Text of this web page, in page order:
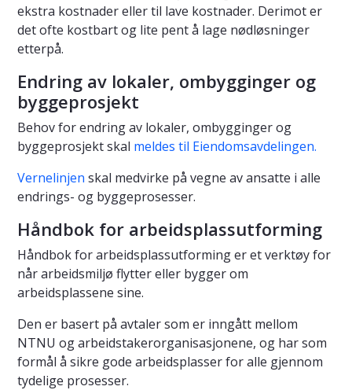
ekstra kostnader eller til lave kostnader. Derimot er
det ofte kostbart og lite pent å lage nødløsninger
etterpå.
Endring av lokaler, ombygginger og
byggeprosjekt
Behov for endring av lokaler, ombygginger og
byggeprosjekt skal meldes til Eiendomsavdelingen.
Vernelinjen skal medvirke på vegne av ansatte i alle
endrings- og byggeprosesser.
Håndbok for arbeidsplassutforming
Håndbok for arbeidsplassutforming er et verktøy for
når arbeidsmiljø flytter eller bygger om
arbeidsplassene sine.
Den er basert på avtaler som er inngått mellom
NTNU og arbeidstakerorganisasjonene, og har som
formål å sikre gode arbeidsplasser for alle gjennom
tydelige prosesser.